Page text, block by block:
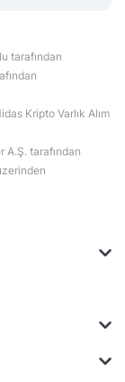
tarafından
Kripto Varlık Alım
tarafından